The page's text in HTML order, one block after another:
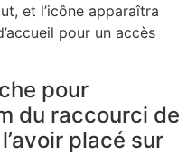
et l’icône apparaîtra
pour un accès
pour
du raccourci de
placé sur